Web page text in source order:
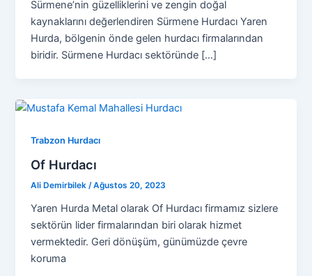
Sürmene’nin güzelliklerini ve zengin doğal
kaynaklarını değerlendiren Sürmene Hurdacı Yaren
Hurda, bölgenin önde gelen hurdacı firmalarından
biridir. Sürmene Hurdacı sektöründe […]
Trabzon Hurdacı
Of Hurdacı
Ali Demirbilek/Ağustos 20, 2023
Yaren Hurda Metal olarak Of Hurdacı firmamız sizlere
sektörün lider firmalarından biri olarak hizmet
vermektedir. Geri dönüşüm, günümüzde çevre
koruma